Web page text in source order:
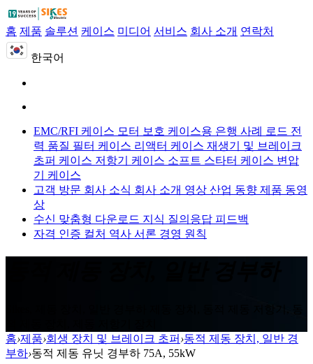
홈 제품 솔루션 케이스 미디어 서비스 회사 소개 연락처
한국어
EMC/RFI 케이스 모터 보호 케이스용 은행 사례 로드 전
력 품질 필터 케이스 리액터 케이스 재생기 및 브레이크
초퍼 케이스 저항기 케이스 소프트 스타터 케이스 변압
기 케이스
고객 방문 회사 소식 회사 소개 영상 산업 동향 제품 동영
상
수신 맞춤형 다운로드 지식 질의응답 피드백
자격 인증 컬처 역사 서론 경영 원칙
홈›제품›회생 장치 및 브레이크 초퍼 ›동적 제동 장치, 일반 경
부하›동적 제동 유닛 경부하 75A, 55kW